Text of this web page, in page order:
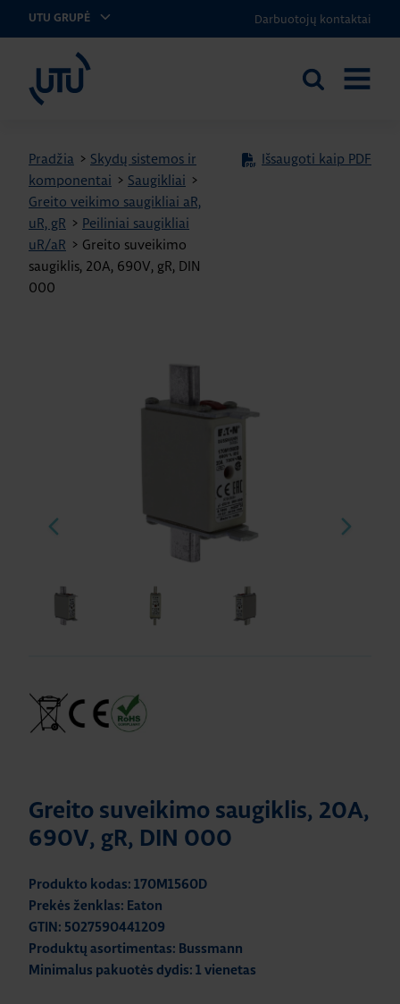
UTU GRUPĖ Darbuotojų kontaktai
UTU Lithuania
Ieškoti
Pradžia > Skydų sistemos ir
komponentai > Saugikliai >
Greito veikimo saugikliai aR,
uR, gR > Peiliniai saugikliai
uR/aR > Greito suveikimo
saugiklis, 20A, 690V, gR, DIN
000
Išsaugoti kaip PDF
Greito suveikimo saugiklis, 20A,
690V, gR, DIN 000
Produkto kodas: 170M1560D
Prekės ženklas: Eaton
GTIN: 5027590441209
Produktų asortimentas: Bussmann
Minimalus pakuotės dydis: 1 vienetas